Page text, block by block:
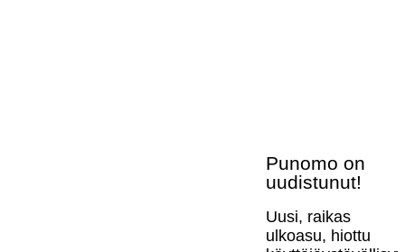
Punomo on
uudistunut!
Uusi, raikas
ulkoasu, hiottu